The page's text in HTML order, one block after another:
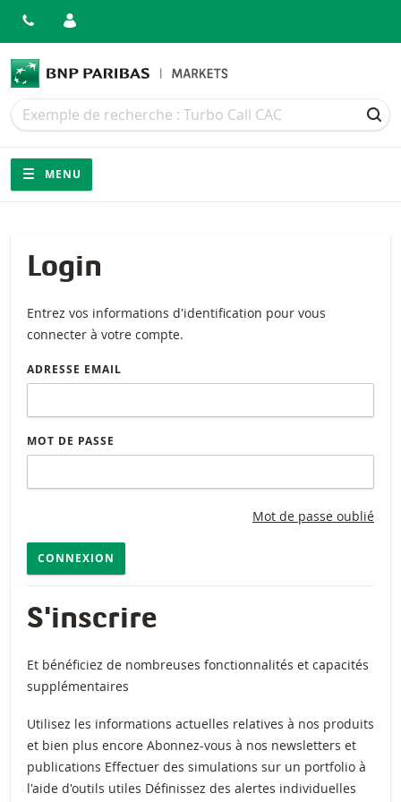
Recherche
Recherche
Navigation
Navigation sur le site
MENU
Login
Entrez vos informations d'identification pour vous
connecter à votre compte.
ADRESSE EMAIL
MOT DE PASSE
Mot de passe oublié
CONNEXION
S'inscrire
Et bénéficiez de nombreuses fonctionnalités et capacités
supplémentaires
Utilisez les informations actuelles relatives à nos produits
et bien plus encore Abonnez-vous à nos newsletters et
publications Effectuer des simulations sur un portfolio à
l'aide d'outils utiles Définissez des alertes individuelles